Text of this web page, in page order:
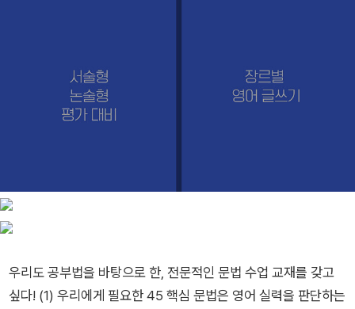
우리도 공부법을 바탕으로 한, 전문적인 문법 수업 교재를 갖고
싶다! (1) 우리에게 필요한 45 핵심 문법은 영어 실력을 판단하는